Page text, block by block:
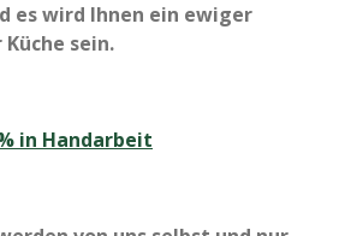
es wird Ihnen ein ewiger
sein.
in Handarbeit